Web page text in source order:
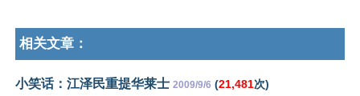
相关文章：
小笑话：江泽民重提华莱士 2009/9/6 (21,481次)